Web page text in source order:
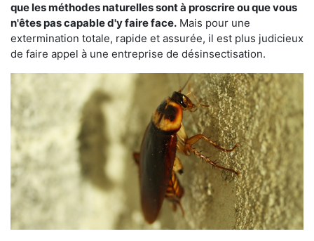
que les méthodes naturelles sont à proscrire ou que vous
n'êtes pas capable d'y faire face. Mais pour une
extermination totale, rapide et assurée, il est plus judicieux
de faire appel à une entreprise de désinsectisation.